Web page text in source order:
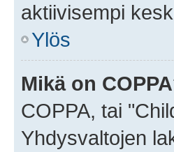
aktiivisempi
Ylös
Mikä on
COPPA, tai
Yhdysvaltojen